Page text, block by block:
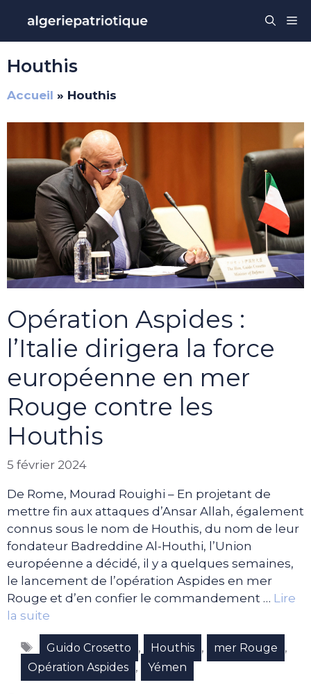
contenu
Houthis
Accueil » Houthis
Opération Aspides :
l’Italie dirigera la force
européenne en mer
Rouge contre les
Houthis
5 février 2024
De Rome, Mourad Rouighi – En projetant de
mettre fin aux attaques d’Ansar Allah, également
connus sous le nom de Houthis, du nom de leur
fondateur Badreddine Al-Houthi, l’Union
européenne a décidé, il y a quelques semaines,
le lancement de l’opération Aspides en mer
Rouge et d’en confier le commandement … Lire
la suite
Étiquettes
Guido Crosetto , Houthis , mer Rouge ,
Opération Aspides , Yémen